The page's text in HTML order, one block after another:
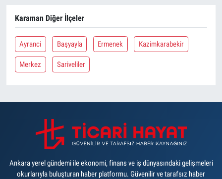
Karaman Diğer İlçeler
Ayranci Başyayla Ermenek Kazimkarabekir
Merkez Sariveliler
Ankara yerel gündemi ile ekonomi, finans ve iş dünyasındaki gelişmeleri
okurlarıyla buluşturan haber platformu. Güvenilir ve tarafsız haber